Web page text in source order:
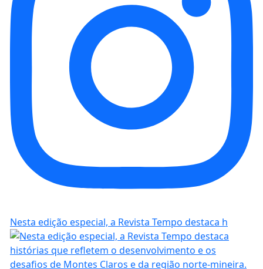
Nesta edição especial, a Revista Tempo destaca h